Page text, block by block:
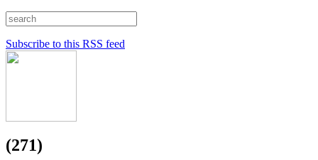
Subscribe to this RSS feed
(271)